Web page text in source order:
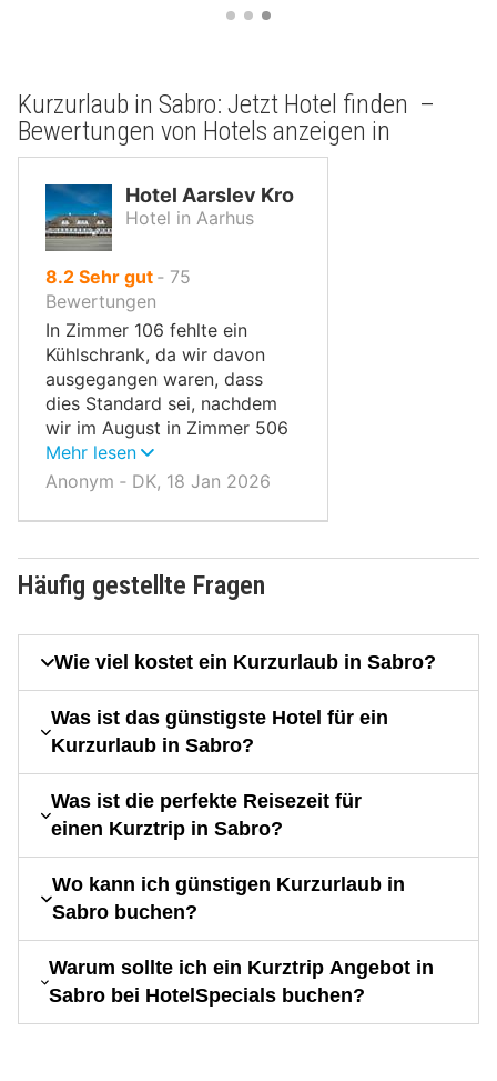
Kurzurlaub in Sabro: Jetzt Hotel finden –
Bewertungen von Hotels anzeigen in
Hotel Aarslev Kro
Hotel in Aarhus
8.2von
10,
Sehr gut ‐ 75
Bewertungen
In Zimmer 106 fehlte ein
Kühlschrank, da wir davon
ausgegangen waren, dass
dies Standard sei, nachdem
wir im August in Zimmer 506
übernachtet hatten, das über
einen Kühlschrank verfügte.
Mehr lesen
Anonym ‐ DK, 18 Jan 2026
Häufig gestellte Fragen
Wie viel kostet ein Kurzurlaub in Sabro?
Was ist das günstigste Hotel für ein
Kurzurlaub in Sabro?
Was ist die perfekte Reisezeit für
einen Kurztrip in Sabro?
Wo kann ich günstigen Kurzurlaub in
Sabro buchen?
Warum sollte ich ein Kurztrip Angebot in
Sabro bei HotelSpecials buchen?